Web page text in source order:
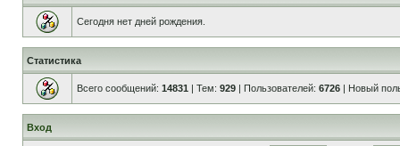
Сегодня нет дней рождения.
Статистика
Всего сообщений: 14831 | Тем: 929 | Пользователей: 6726 | Новый
Вход